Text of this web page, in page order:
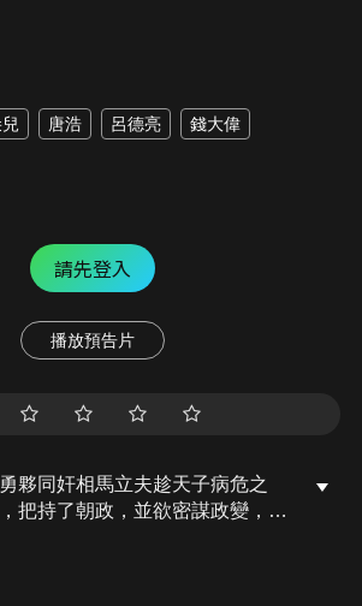
唐浩 呂德亮 錢大偉
請先登入
播放預告片
夥同奸相馬立夫趁天子病危之
把持了朝政，並欲密謀政變，金
險些喪命。